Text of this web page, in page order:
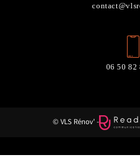
06 50 82
© VLS Rénov' -